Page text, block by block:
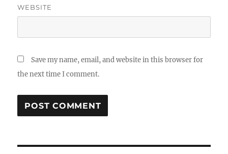
WEBSITE
Save my name, email, and website in this browser for
the next time I comment.